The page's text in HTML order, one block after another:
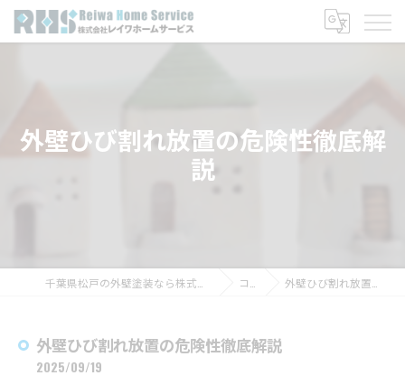
外壁ひび割れ放置の危険性徹底解
説
コラム 外壁ひび割れ放置の危険性徹底解説
外壁ひび割れ放置の危険性徹底解説
2025/09/19